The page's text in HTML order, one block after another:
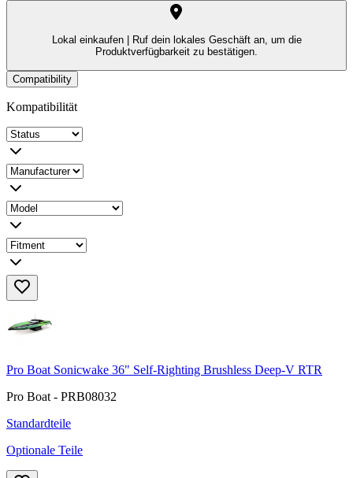
Lokal einkaufen |
Ruf dein lokales Geschäft an, um die
Produktverfügbarkeit zu bestätigen.
Compatibility
Kompatibilität
Pro Boat Sonicwake 36" Self-Righting Brushless Deep-V RTR
Pro Boat - PRB08032
Standardteile
Optionale Teile